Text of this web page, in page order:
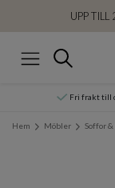
UPP
Sök
Fri frakt till
Hem Möbler Soffor